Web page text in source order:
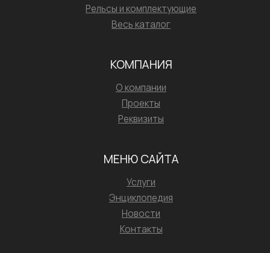
Рельсы и комплектующие
Весь каталог
КОМПАНИЯ
О компании
Проекты
Реквизиты
МЕНЮ САЙТА
Услуги
Энциклопедия
Новости
Контакты